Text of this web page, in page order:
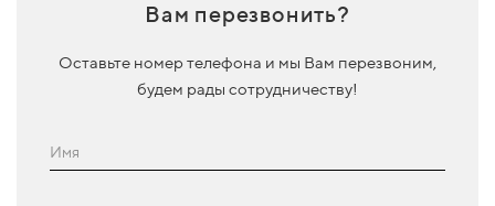
Вам перезвонить?
Оставьте номер телефона и мы Вам перезвоним,
будем рады сотрудничеству!
Имя